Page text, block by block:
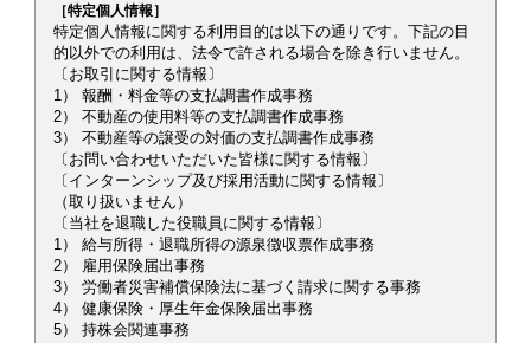
［特定個人情報］
特定個人情報に関する利用目的は以下の通りです。下記の目
的以外での利用は、法令で許される場合を除き行いません。
〔お取引に関する情報〕
1） 報酬・料金等の支払調書作成事務
2） 不動産の使用料等の支払調書作成事務
3） 不動産等の譲受の対価の支払調書作成事務
〔お問い合わせいただいた皆様に関する情報〕
〔インターンシップ及び採用活動に関する情報〕
（取り扱いません）
〔当社を退職した役職員に関する情報〕
1） 給与所得・退職所得の源泉徴収票作成事務
2） 雇用保険届出事務
3） 労働者災害補償保険法に基づく請求に関する事務
4） 健康保険・厚生年金保険届出事務
5） 持株会関連事務